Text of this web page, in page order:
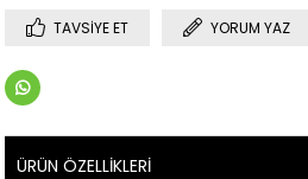
TAVSIYE ET YORUM YAZ
ÜRÜN ÖZELLIKLERI